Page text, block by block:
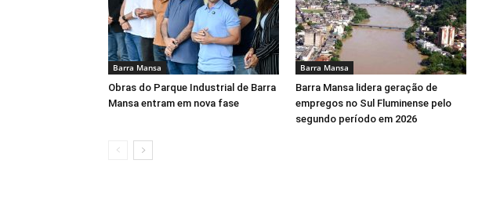
Barra Mansa
Obras do Parque Industrial de Barra
Mansa entram em nova fase
Barra Mansa
Barra Mansa lidera geração de
empregos no Sul Fluminense pelo
segundo período em 2026